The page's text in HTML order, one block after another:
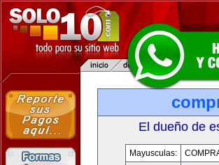
El dueño de
Mayusculas: